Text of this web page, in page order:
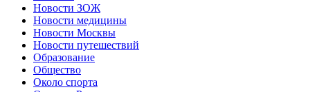
Новости ЗОЖ
Новости медицины
Новости Москвы
Новости путешествий
Образование
Общество
Около спорта